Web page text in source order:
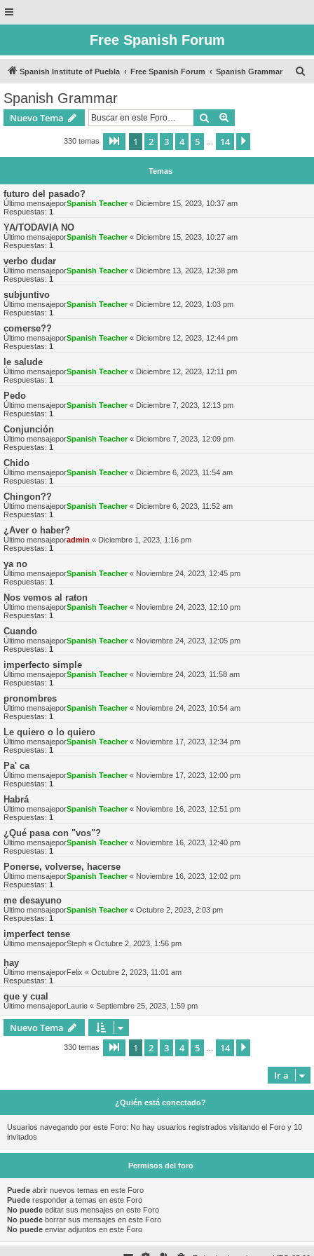
Free Spanish Forum
Spanish Institute of Puebla Free Spanish Forum Spanish Grammar
Spanish Grammar
Nuevo Tema Buscar
330 temas Página de 14
1 2 3 4 5 14
Temas
futuro del pasado?
Último mensajeporSpanish Teacher« Diciembre 15, 2023, 10:37 am
Respuestas: 1
YA/TODAVIA NO
Último mensajeporSpanish Teacher« Diciembre 15, 2023, 10:27 am
Respuestas: 1
verbo dudar
Último mensajeporSpanish Teacher« Diciembre 13, 2023, 12:38 pm
Respuestas: 1
subjuntivo
Último mensajeporSpanish Teacher« Diciembre 12, 2023, 1:03 pm
Respuestas: 1
comerse??
Último mensajeporSpanish Teacher« Diciembre 12, 2023, 12:44 pm
Respuestas: 1
le salude
Último mensajeporSpanish Teacher« Diciembre 12, 2023, 12:11 pm
Respuestas: 1
Pedo
Último mensajeporSpanish Teacher« Diciembre 7, 2023, 12:13 pm
Respuestas: 1
Conjunción
Último mensajeporSpanish Teacher« Diciembre 7, 2023, 12:09 pm
Respuestas: 1
Chido
Último mensajeporSpanish Teacher« Diciembre 6, 2023, 11:54 am
Respuestas: 1
Chingon??
Último mensajeporSpanish Teacher« Diciembre 6, 2023, 11:52 am
Respuestas: 1
¿Aver o haber?
Último mensajeporadmin « Diciembre 1, 2023, 1:16 pm
Respuestas: 1
ya no
Último mensajeporSpanish Teacher« Noviembre 24, 2023, 12:45 pm
Respuestas: 1
Nos vemos al raton
Último mensajeporSpanish Teacher« Noviembre 24, 2023, 12:10 pm
Respuestas: 1
Cuando
Último mensajeporSpanish Teacher« Noviembre 24, 2023, 12:05 pm
Respuestas: 1
imperfecto simple
Último mensajeporSpanish Teacher« Noviembre 24, 2023, 11:58 am
Respuestas: 1
pronombres
Último mensajeporSpanish Teacher« Noviembre 24, 2023, 10:54 am
Respuestas: 1
Le quiero o lo quiero
Último mensajeporSpanish Teacher« Noviembre 17, 2023, 12:34 pm
Respuestas: 1
Pa' ca
Último mensajeporSpanish Teacher« Noviembre 17, 2023, 12:00 pm
Respuestas: 1
Habrá
Último mensajeporSpanish Teacher« Noviembre 16, 2023, 12:51 pm
Respuestas: 1
¿Qué pasa con "vos"?
Último mensajeporSpanish Teacher« Noviembre 16, 2023, 12:40 pm
Respuestas: 1
Ponerse, volverse, hacerse
Último mensajeporSpanish Teacher« Noviembre 16, 2023, 12:02 pm
Respuestas: 1
me desayuno
Último mensajeporSpanish Teacher« Octubre 2, 2023, 2:03 pm
Respuestas: 1
imperfect tense
Último mensajeporSteph « Octubre 2, 2023, 1:56 pm
hay
Último mensajeporFelix « Octubre 2, 2023, 11:01 am
Respuestas: 1
que y cual
Último mensajeporLaurie « Septiembre 25, 2023, 1:59 pm
Nuevo Tema
330 temas Página de 14
1 2 3 4 5 14
Ir a
¿Quién está conectado?
Usuarios navegando por este Foro: No hay usuarios registrados visitando el Foro y 10
invitados
Permisos del foro
Puede abrir nuevos temas en este Foro
Puede responder a temas en este Foro
No puede editar sus mensajes en este Foro
No puede borrar sus mensajes en este Foro
No puede enviar adjuntos en este Foro